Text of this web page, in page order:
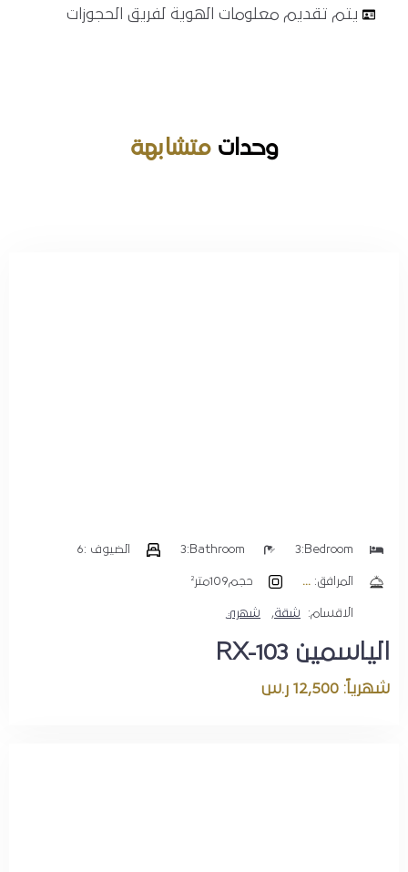
يتم تقديم معلومات الهوية لفريق الحجوزات
وحدات متشابهة
الياسمين RX-103
شهرياً: 12,500 ر.س
Bedroom:
3
Bathroom:
3 الضيوف :6
المرافق: حجم109متر²
الاقسام: شقة, شهري
تاريخ الوصول